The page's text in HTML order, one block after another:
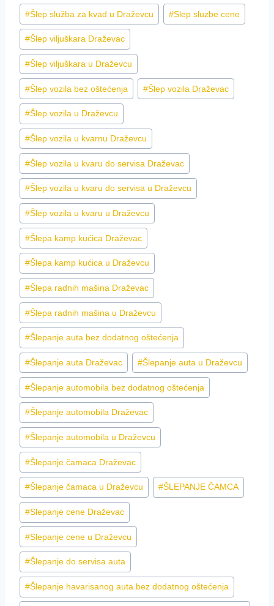
#Šlep služba za kvad u Draževcu #Slep sluzbe cene
#Šlep viljuškara Draževac
#Šlep viljuškara u Draževcu
#Šlep vozila bez oštećenja #Šlep vozila Draževac
#Šlep vozila u Draževcu
#Šlep vozila u kvarnu Draževcu
#Šlep vozila u kvaru do servisa Draževac
#Šlep vozila u kvaru do servisa u Draževcu
#Šlep vozila u kvaru u Draževcu
#Šlepa kamp kućica Draževac
#Šlepa kamp kućica u Draževcu
#Šlepa radnih mašina Draževac
#Šlepa radnih mašina u Draževcu
#Šlepanje auta bez dodatnog oštećenja
#Šlepanje auta Draževac #Šlepanje auta u Draževcu
#Šlepanje automobila bez dodatnog oštećenja
#Šlepanje automobila Draževac
#Šlepanje automobila u Draževcu
#Šlepanje čamaca Draževac
#Šlepanje čamaca u Draževcu #ŠLEPANJE ČAMCA
#Slepanje cene Draževac
#Slepanje cene u Draževcu
#Šlepanje do servisa auta
#Šlepanje havarisanog auta bez dodatnog oštećenja